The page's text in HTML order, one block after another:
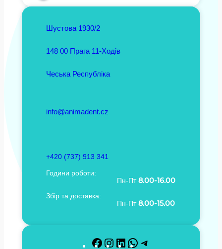
Шустова 1930/2
148 00 Прага 11-Ходів
Чеська Республіка
info@animadent.cz
+420 (737) 913 341
Години роботи:
Пн-Пт8.00-16.00
Збір та доставка:
Пн-Пт8.00-15.00
F L W